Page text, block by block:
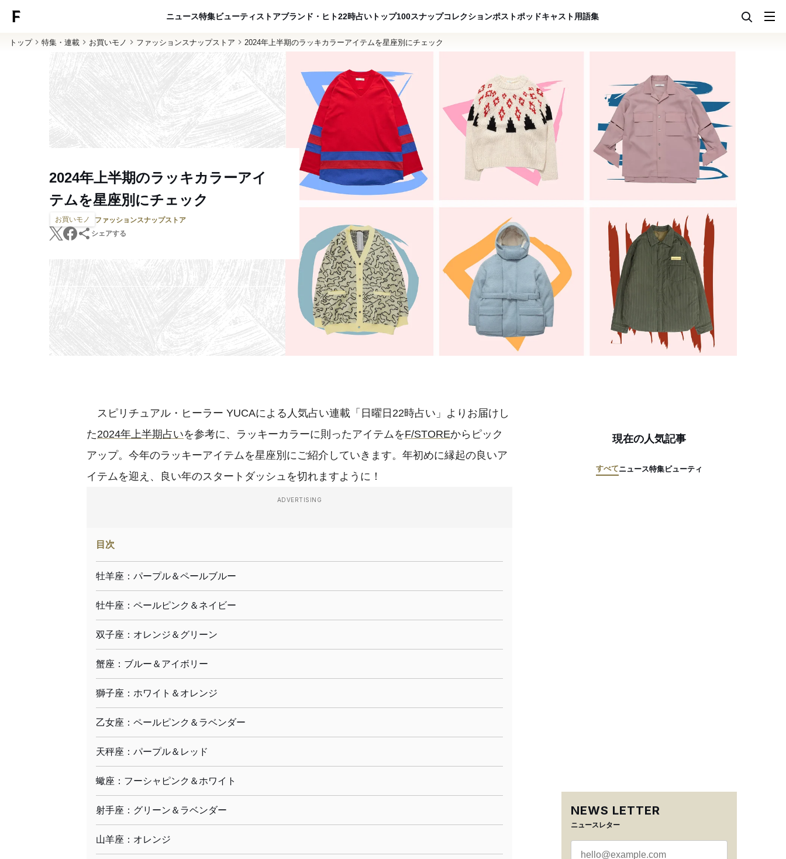
ニュース特集ビューティ ストアブランド・ヒト22時占い トップ100スナップコレクションポストポッドキャスト用語集
トップ 特集・連載 お買いモノ ファッションスナップストア 2024年上半期のラッキカラーアイテムを星座別にチェック
2024年上半期のラッキカラーアイ
テムを星座別にチェック
お買いモノ
ファッションスナップストア
シェアする
スピリチュアル・ヒーラー YUCAによる人気占い連載「日曜日22時占い」よりお届けし
た2024年上半期占いを参考に、ラッキーカラーに則ったアイテムをF/STOREからピック
アップ。今年のラッキーアイテムを星座別にご紹介していきます。年初めに縁起の良いア
イテムを迎え、良い年のスタートダッシュを切れますように！
ADVERTISING
目次
牡羊座：パープル＆ペールブルー
牡牛座：ペールピンク＆ネイビー
双子座：オレンジ＆グリーン
蟹座：ブルー＆アイボリー
獅子座：ホワイト＆オレンジ
乙女座：ペールピンク＆ラベンダー
天秤座：パープル＆レッド
蠍座：フーシャピンク＆ホワイト
射手座：グリーン＆ラベンダー
山羊座：オレンジ
現在の人気記事
すべてニュース特集ビューティ
NEWS LETTER
ニュースレター